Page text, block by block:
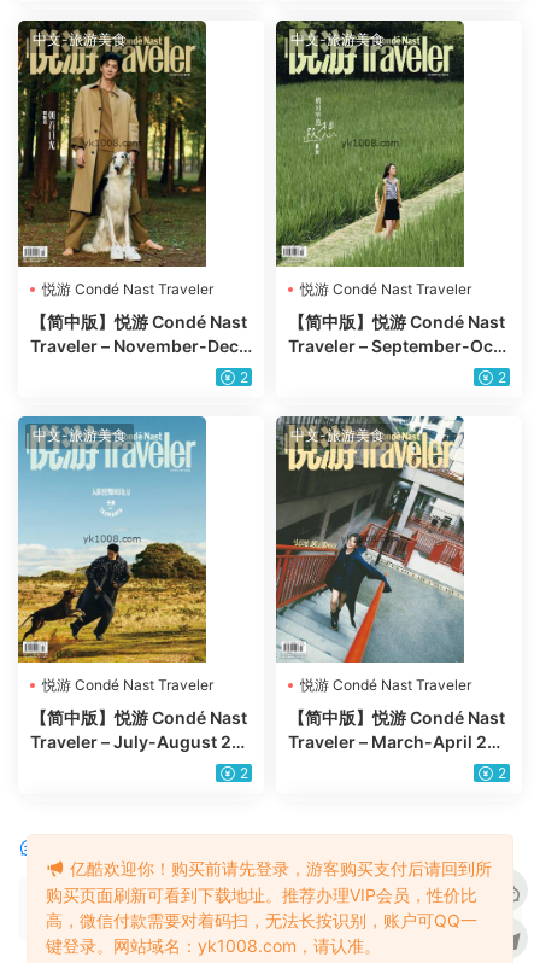
中文-旅游美食
悦游 Condé Nast Traveler
【简中版】悦游 Condé Nast
Traveler – November-Dece
mber 2024年11、12月PDF2
中文-旅游美食
悦游 Condé Nast Traveler
【简中版】悦游 Condé Nast
Traveler – September-Octo
ber 2024年9-10月PDF电子2
中文-旅游美食
悦游 Condé Nast Traveler
【简中版】悦游 Condé Nast
Traveler – July-August 20
24年7-8月PDF电子版下载阅
2
中文-旅游美食
悦游 Condé Nast Traveler
【简中版】悦游 Condé Nast
Traveler – March-April 202
4年4月刊PDF杂志下载阅读 2
请先登录
亿酷欢迎你！购买前请先登录，游客购买支付后请回到所
购买页面刷新可看到下载地址。推荐办理VIP会员，性价比
高，微信付款需要对着码扫，无法长按识别，账户可QQ一
键登录。网站域名：yk1008.com，请认准。